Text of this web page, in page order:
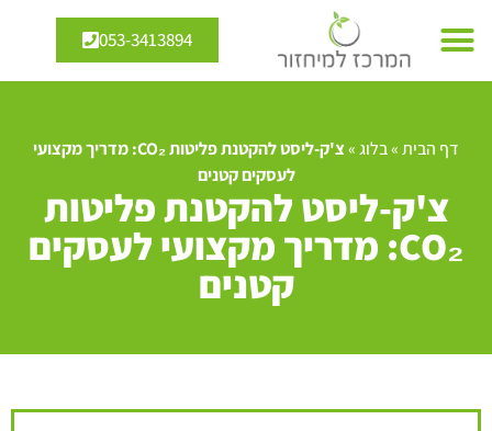
053-3413894
דף הבית»בלוג»
צ'ק-ליסט להקטנת פליטות CO₂: מדריך מקצועי
לעסקים קטנים
צ'ק-ליסט להקטנת פליטות
CO₂: מדריך מקצועי לעסקים
קטנים